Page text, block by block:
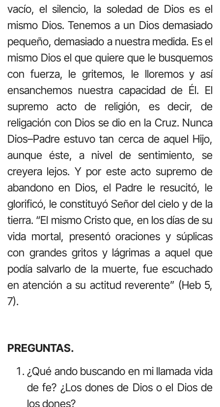
vacío, el silencio, la soledad de Dios es el
mismo Dios. Tenemos a un Dios demasiado
pequeño, demasiado a nuestra medida. Es el
mismo Dios el que quiere que le busquemos
con fuerza, le gritemos, le lloremos y así
ensanchemos nuestra capacidad de Él. El
supremo acto de religión, es decir, de
religación con Dios se dio en la Cruz. Nunca
Dios–Padre estuvo tan cerca de aquel Hijo,
aunque éste, a nivel de sentimiento, se
creyera lejos. Y por este acto supremo de
abandono en Dios, el Padre le resucitó, le
glorificó, le constituyó Señor del cielo y de la
tierra. “El mismo Cristo que, en los días de su
vida mortal, presentó oraciones y súplicas
con grandes gritos y lágrimas a aquel que
podía salvarlo de la muerte, fue escuchado
en atención a su actitud reverente” (Heb 5,
7).
PREGUNTAS.
¿Qué ando buscando en mi llamada vida
de fe? ¿Los dones de Dios o el Dios de
los dones?